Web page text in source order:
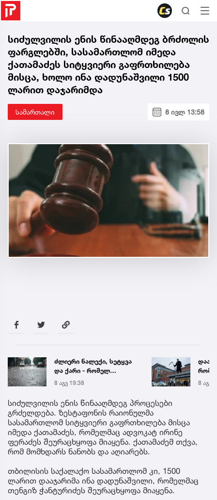
სიძულვილის ენის წინააღმდეგ ბრძოლის
ფარგლებში, სასამართლომ იმედა
ქათამაძეს სიტყვიერი გაფრთხილება
მისცა, ხოლო ინა დადუნაშვილი 1500
ლარით დაჯარიმდა
სამართალი 8 ივლ 13:58
დააკავეს მამაკაცი,
რომელიც საავადმყოფოს
სახურავზე შავი სამოსით
და ცელით ხელში 2 საათი
იდგა და პაციენტებს
აშინებდა (უცხოეთი)
8 აგვ 18:52
ნია
8 აგვ
სიძულვილის ენის წინააღმდეგ პროცესები
გრძელდება. ზესტაფონის რაიონულმა
სასამართლომ სიტყვიერი გაფრთხილება მისცა
იმედა ქათამაძეს, რომელმაც ადვოკატ ირინე
ფერაძეს შეურაცხყოფა მიაყენა. ქათამაძემ თქვა,
რომ მომხდარს ნანობს და აღიარებს.
თბილისის საქალაქო სასამართლომ კი, 1500
ლარით დააჯარიმა ინა დადუნაშვილი, რომელმაც
თენგიზ ჭანტურიძეს შეურაცხყოფა მიაყენა.